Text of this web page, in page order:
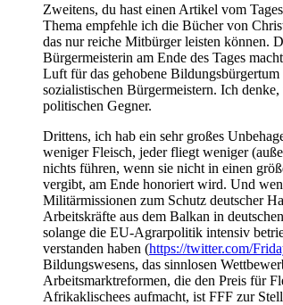
Zweitens, du hast einen Artikel vom
Thema empfehle ich die Bücher von
das nur reiche Mitbürger leisten können.
Bürgermeisterin am Ende des Tages
Luft für das gehobene
sozialistischen Bürgermeistern. Ich
politischen Gegner.
Drittens, ich hab ein sehr großes
weniger Fleisch, jeder fliegt weniger
nichts führen, wenn sie nicht in einen
vergibt, am Ende honoriert wird. Und
Militärmissionen zum Schutz deutscher
Arbeitskräfte aus dem Balkan in
solange die EU-Agrarpolitik intensiv
verstanden haben (https://twitter.com/
Bildungswesens, das sinnlosen
Arbeitsmarktreformen, die den Preis für
Afrikaklischees aufmacht, ist FFF zur